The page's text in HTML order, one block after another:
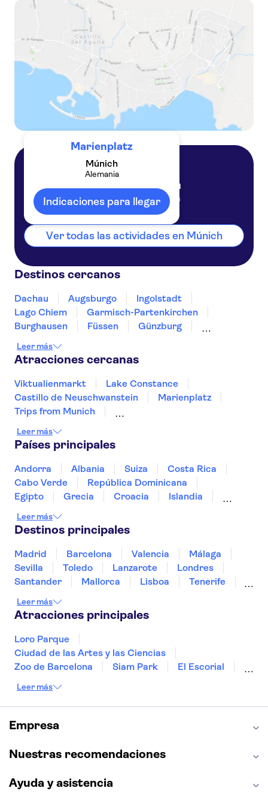
Billete de 24 horas para el tour en autobús turístico por Múnich
Marienplatz
Múnich
Alemania
Indicaciones para llegar
Múnich
Alemania
Ver todas las actividades en Múnich
Destinos cercanos
Dachau Augsburgo
Ingolstadt
Lago Chiem
Garmisch-Partenkirchen
Burghausen
Füssen
Günzburg
Leutkirch im Allgäu
Passau
Leer más
Atracciones cercanas
Viktualienmarkt
Lake Constance
Castillo de Neuschwanstein
Marienplatz
Trips from Munich
Isla de los Museos
Río Spree
Muro de Berlín
Museo del Chocolate de Colonia
Torre de la TV de Berlín
Río Rin
Reichstag
Museo de la RDA en Berlín
Leer más
Países principales
Andorra Albania Suiza
Costa Rica
Cabo Verde
República Dominicana
Egipto
Grecia Croacia
Islandia
México
Noruega
Túnez
Turquía
Leer más
Destinos principales
Madrid Barcelona Valencia
Málaga
Sevilla
Toledo Lanzarote
Londres
Santander
Mallorca Lisboa
Tenerife
Bilbao
Menorca Granada
Vigo
Leer más
Atracciones principales
Loro Parque
Ciudad de las Artes y las Ciencias
Zoo de Barcelona
Siam Park
El Escorial
Cueva de Nerja
Capilla Sixtina
Montserrat
Museo del Louvre
Casa Batlló
Estadio Santiago Bernabéu
Alhambra
Leer más
Empresa
Nuestras recomendaciones
Ayuda y asistencia